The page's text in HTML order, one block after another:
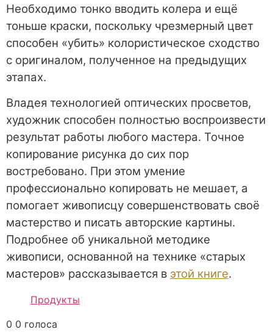
Необходимо тонко вводить колера и ещё
тоньше краски, поскольку чрезмерный цвет
способен «убить» колористическое сходство
с оригиналом, полученное на предыдущих
этапах.
Владея технологией оптических просветов,
художник способен полностью воспроизвести
результат работы любого мастера. Точное
копирование рисунка до сих пор
востребовано. При этом умение
профессионально копировать не мешает, а
помогает живописцу совершенствовать своё
мастерство и писать авторские картины.
Подробнее об уникальной методике
живописи, основанной на технике «старых
мастеров» рассказывается в этой книге.
Продукты
0 0 голоса